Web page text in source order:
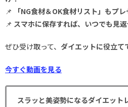
📌
「NG食材＆OK食材リスト」もプ
📌 スマホに保存すれば、いつでも見返
ぜひ受け取って、 ダイエットに役立て
今すぐ動画を見る
スラッと美姿勢になるダイエッ